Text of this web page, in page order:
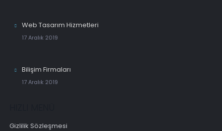
Web Tasarım Hizmetleri
17 Aralık 2019
Bilişim Firmaları
17 Aralık 2019
Gizlilik Sözleşmesi